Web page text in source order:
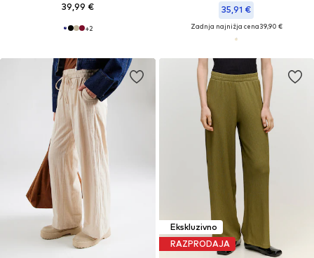
39,99 €
+2
35,91 €
Zadnja najnižja cena39,90 €
Ekskluzivno
RAZPRODAJA